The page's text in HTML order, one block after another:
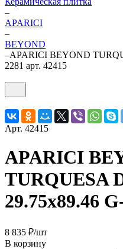
–
APARICI
–
BEYOND
–APARICI BEYOND
2281 арт. 42415
Арт. 42415
APARICI
TURQUESA
29.75x89.46
8 835 ₽/шт
В корзину